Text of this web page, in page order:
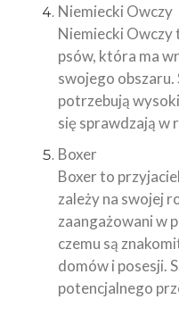
Niemiecki Owczy
Niemiecki Owczy
psów, która ma
swojego obszaru.
potrzebują
się sprawdzają w
Boxer
Boxer to
zależy na swojej
zaangażowani w
czemu są
domów i posesji.
potencjalnego